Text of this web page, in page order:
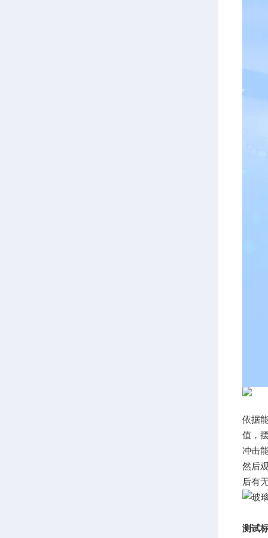
依据
值，
冲击
然后
后有
测试